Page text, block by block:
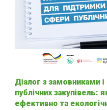
Діалог з замовниками
публічних закупівель:
ефективно та